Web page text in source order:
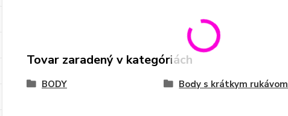
Tovar zaradený v kategóriách
BODY Body s krátkym rukávom